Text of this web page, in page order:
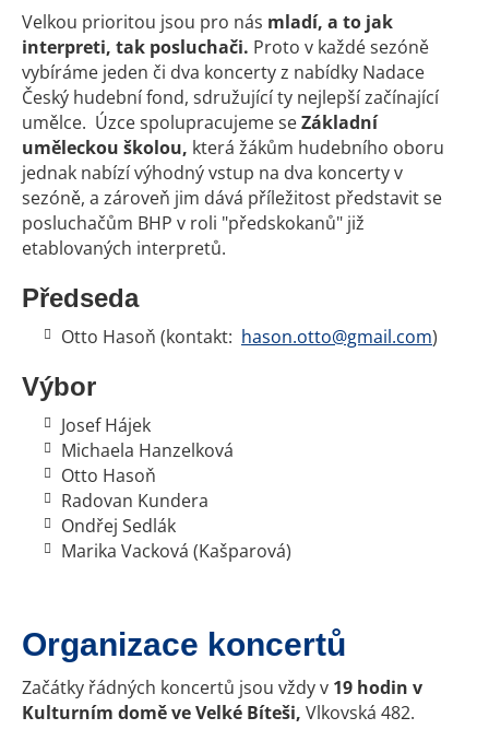
Velkou prioritou jsou pro nás mladí, a to jak
interpreti, tak posluchači. Proto v každé sezóně
vybíráme jeden či dva koncerty z nabídky Nadace
Český hudební fond, sdružující ty nejlepší začínající
umělce. Úzce spolupracujeme seZákladní
uměleckou školou, která žákům hudebního oboru
jednak nabízí výhodný vstup na dva koncerty v
sezóně, a zároveň jim dává příležitost představit se
posluchačům BHP v roli "předskokanů" již
etablovaných interpretů.
Předseda
Otto Hasoň (kontakt: hason.otto@gmail.com)
Výbor
Josef Hájek
Michaela Hanzelková
Otto Hasoň
Radovan Kundera
Ondřej Sedlák
Marika Vacková (Kašparová)
Organizace koncertů
Začátky řádných koncertů jsou vždy v 19 hodin v
Kulturním domě ve Velké Bíteši, Vlkovská 482.